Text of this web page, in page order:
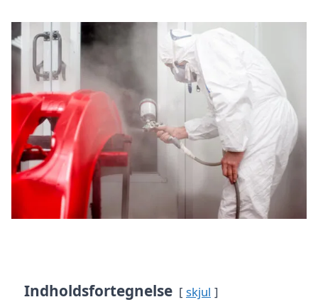
Indholdsfortegnelse skjul